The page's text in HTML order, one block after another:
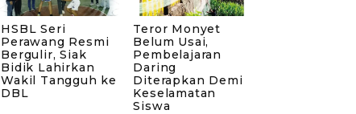
HSBL Seri
Perawang Resmi
Bergulir, Siak
Bidik Lahirkan
Wakil Tangguh ke
DBL
Teror Monyet
Belum Usai,
Pembelajaran
Daring
Diterapkan Demi
Keselamatan
Siswa